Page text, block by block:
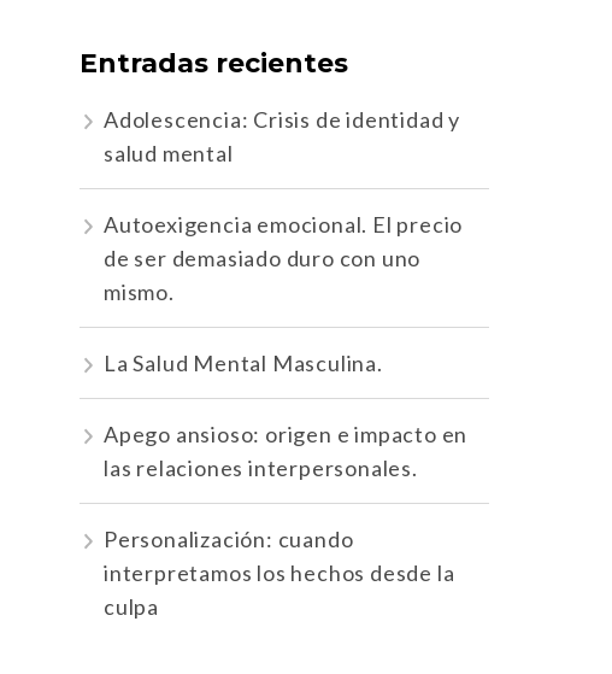
Entradas recientes
Adolescencia: Crisis de identidad y
salud mental
Autoexigencia emocional. El precio
de ser demasiado duro con uno
mismo.
La Salud Mental Masculina.
Apego ansioso: origen e impacto en
las relaciones interpersonales.
Personalización: cuando
interpretamos los hechos desde la
culpa